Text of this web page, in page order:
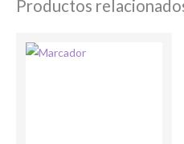
Productos
O completa el